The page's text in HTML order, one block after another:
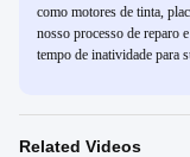
como motores de tinta,
nosso processo de reparo
tempo de inatividade para
Related Videos